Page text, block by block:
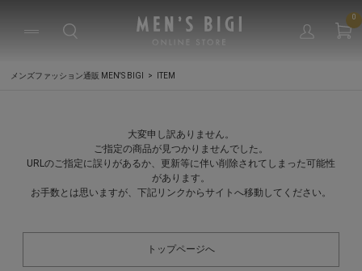
0
メンズファッション通販 MEN'S BIGI ITEM
大変申し訳ありません。
ご指定の商品が見つかりませんでした。
URLのご指定に誤りがあるか、更新等に伴い削除されてしまった可能性
があります。
お手数とは思いますが、下記リンクからサイトへ移動してください。
トップページへ